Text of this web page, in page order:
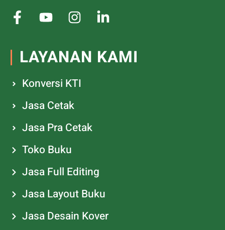
LAYANAN KAMI
Konversi KTI
Jasa Cetak
Jasa Pra Cetak
Toko Buku
Jasa Full Editing
Jasa Layout Buku
Jasa Desain Kover